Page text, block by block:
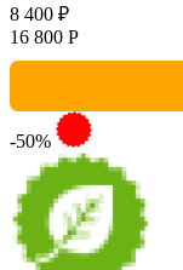
8 400 ₽
16 800 Р
-50%